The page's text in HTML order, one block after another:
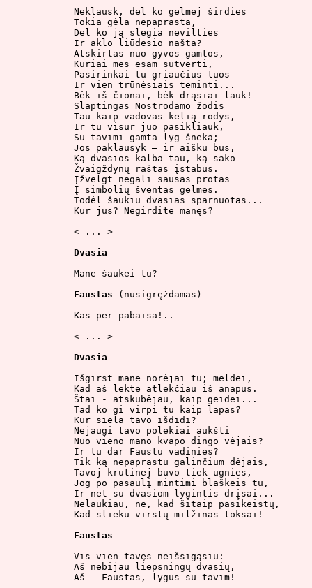
Neklausk, dėl ko gelmėj širdies
Tokia gėla nepaprasta,
Dėl ko ją slegia nevilties
Ir aklo liūdesio našta?
Atskirtas nuo gyvos gamtos,
Kuriai mes esam sutverti,
Pasirinkai tu griaučius tuos
Ir vien trūnėsiais teminti...
Bėk iš čionai, bėk drąsiai lauk!
Slaptingas Nostrodamo žodis
Tau kaip vadovas kelią rodys,
Ir tu visur juo pasikliauk,
Su tavimi gamta lyg šneka;
Jos paklausyk – ir aišku bus,
Ką dvasios kalba tau, ką sako
Žvaigždynų raštas įstabus.
Įžvelgt negali sausas protas
Į simbolių šventas gelmes.
Todėl šaukiu dvasias sparnuotas...
Kur jūs? Negirdite manęs?
< ... >
Dvasia
Mane šaukei tu?
Faustas (nusigręždamas)
Kas per pabaisa!..
< ... >
Dvasia
Išgirst mane norėjai tu; meldei,
Kad aš lėkte atlėkčiau iš anapus.
Štai - atskubėjau, kaip geidei...
Tad ko gi virpi tu kaip lapas?
Kur siela tavo išdidi?
Nejaugi tavo polėkiai aukšti
Nuo vieno mano kvapo dingo vėjais?
Ir tu dar Faustu vadinies?
Tik ką nepaprastu galinčium dėjais,
Tavoj krūtinėj buvo tiek ugnies,
Jog po pasaulį mintimi blaškeis tu,
Ir net su dvasiom lygintis drįsai...
Nelaukiau, ne, kad šitaip pasikeistų,
Kad slieku virstų milžinas toksai!
Faustas
Vis vien tavęs neišsigąsiu:
Aš nebijau liepsningų dvasių,
Aš – Faustas, lygus su tavim!